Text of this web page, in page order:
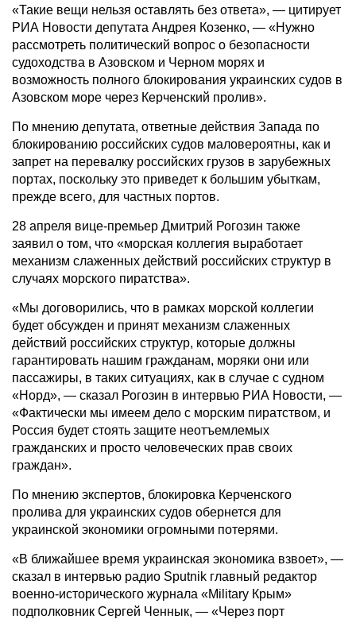
«Такие вещи нельзя оставлять без ответа», — цитирует
РИА Новости депутата Андрея Козенко, — «Нужно
рассмотреть политический вопрос о безопасности
судоходства в Азовском и Черном морях и
возможность полного блокирования украинских судов в
Азовском море через Керченский пролив».
По мнению депутата, ответные действия Запада по
блокированию российских судов маловероятны, как и
запрет на перевалку российских грузов в зарубежных
портах, поскольку это приведет к большим убыткам,
прежде всего, для частных портов.
28 апреля вице-премьер Дмитрий Рогозин также
заявил о том, что «морская коллегия выработает
механизм слаженных действий российских структур в
случаях морского пиратства».
«Мы договорились, что в рамках морской коллегии
будет обсужден и принят механизм слаженных
действий российских структур, которые должны
гарантировать нашим гражданам, моряки они или
пассажиры, в таких ситуациях, как в случае с судном
«Норд», — сказал Рогозин в интервью РИА Новости, —
«Фактически мы имеем дело с морским пиратством, и
Россия будет стоять защите неотъемлемых
гражданских и просто человеческих прав своих
граждан».
По мнению экспертов, блокировка Керченского
пролива для украинских судов обернется для
украинской экономики огромными потерями.
«В ближайшее время украинская экономика взвоет», —
сказал в интервью радио Sputnik главный редактор
военно-исторического журнала «Military Крым»
подполковник Сергей Ченнык, — «Через порт